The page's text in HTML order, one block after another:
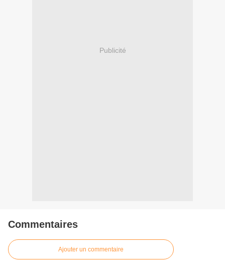
Publicité
Commentaires
Ajouter un commentaire